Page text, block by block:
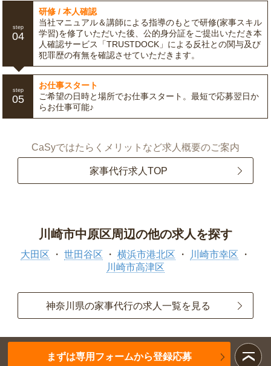
step
04
研修 / 本人確認
当社マニュアル＆講師による指導のもとで研修(家事スキル
学習)を修了いただいた後、公的身分証をご提出いただき本
人確認サービス「TRUSTDOCK」による反社との関与及び
犯罪歴の有無を確認させていただきます。
step
05
お仕事スタート
ご希望の日時と場所でお仕事スタート。最短で応募翌日か
らお仕事可能♪
CaSyではたらくメリットなど求人概要のご案内
家事代行求人TOP
川崎市中原区周辺の他の求人を探す
大田区 世田谷区 横浜市港北区
川崎市幸区
川崎市高津区
神奈川県の家事代行の求人一覧を見る
まずは専用フォームから登録応募